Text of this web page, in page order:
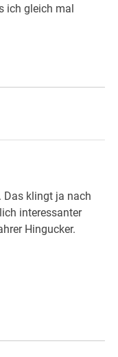
ich gleich mal
Das klingt ja nach
interessanter
Hingucker.